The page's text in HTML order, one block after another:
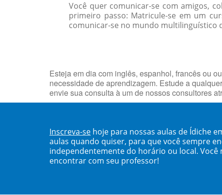
Você quer comunicar-se com amigos,
primeiro passo: Matricule-se em um
comunicar-se no mundo multilinguístico
Esteja em dia com inglês, espanhol, francês ou
necessidade de aprendizagem. Estude a
envie sua consulta à um de nossos consultores
Inscreva-se hoje para nossas aulas de Ídiche
aulas quando quiser, para que você sempre
independentemente do horário ou local. Você
encontrar com seu professor!